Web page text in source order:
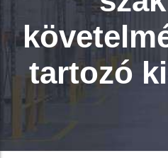
tartozó